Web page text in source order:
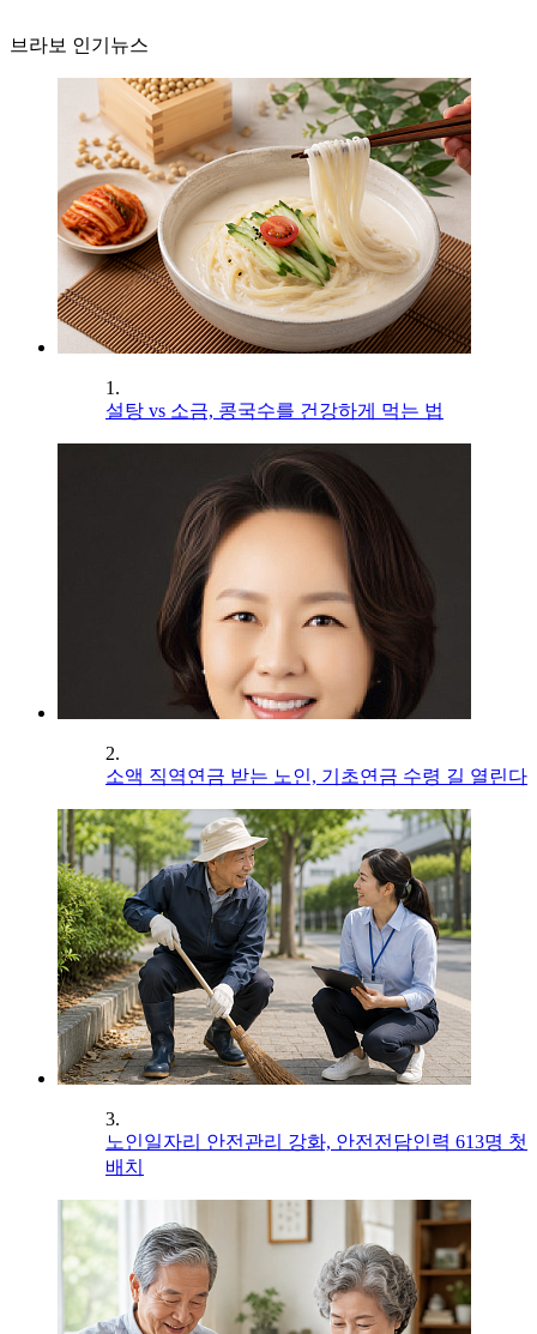
브라보 인기뉴스
1.
설탕 vs 소금, 콩국수를 건강하게 먹는 법
2.
소액 직역연금 받는 노인, 기초연금 수령 길 열린다
3.
노인일자리 안전관리 강화, 안전전담인력 613명 첫
배치